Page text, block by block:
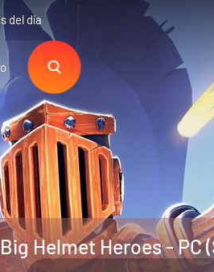
del día
Big Helmet Heroes - PC